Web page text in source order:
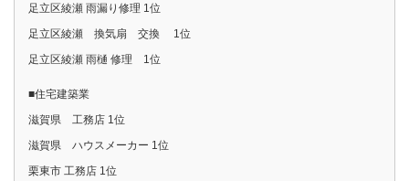
足立区綾瀬 雨漏り修理 1位
足立区綾瀬 換気扇 交換 1位
足立区綾瀬 雨樋 修理 1位
■住宅建築業
滋賀県 工務店 1位
滋賀県 ハウスメーカー 1位
栗東市 工務店 1位